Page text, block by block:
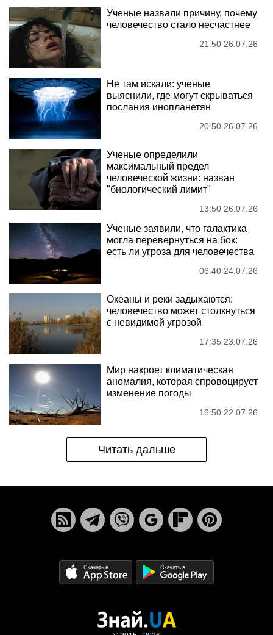
Ученые назвали причину, почему
человечество стало несчастнее
21:50 26.07.26
Не там искали: ученые
выяснили, где могут скрываться
послания инопланетян
20:50 26.07.26
Ученые определили
максимальный предел
человеческой жизни: назван
"биологический лимит"
13:50 26.07.26
Ученые заявили, что галактика
могла перевернуться на бок:
есть ли угроза для человечества
06:40 24.07.26
Океаны и реки задыхаются:
человечество может столкнуться
с невидимой угрозой
17:35 23.07.26
Мир накроет климатическая
аномалия, которая спровоцирует
изменение погоды
16:50 22.07.26
Читать дальше